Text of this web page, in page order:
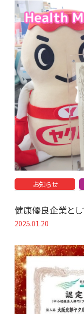
お知らせ
健康優良企業とし
2025.01.20